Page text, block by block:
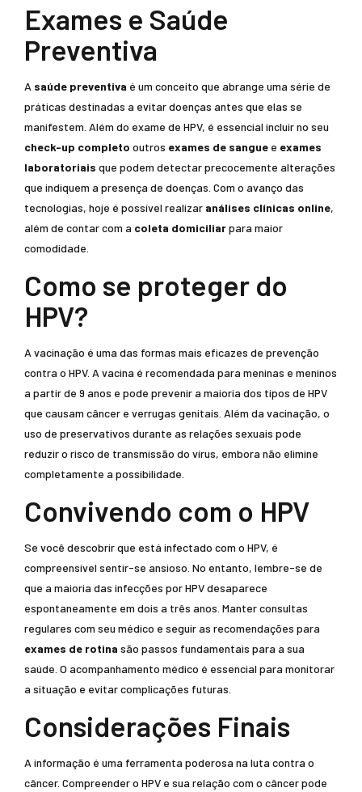
Exames e Saúde
Preventiva
A saúde preventiva é um conceito que abrange uma série de
práticas destinadas a evitar doenças antes que elas se
manifestem. Além do exame de HPV, é essencial incluir no seu
check-up completo outros exames de sangue e exames
laboratoriais que podem detectar precocemente alterações
que indiquem a presença de doenças. Com o avanço das
tecnologias, hoje é possível realizar análises clínicas online,
além de contar com a coleta domiciliarpara maior
comodidade.
Como se proteger do
HPV?
A vacinação é uma das formas mais eficazes de prevenção
contra o HPV. A vacina é recomendada para meninas e meninos
a partir de 9 anos e pode prevenir a maioria dos tipos de HPV
que causam câncer e verrugas genitais. Além da vacinação, o
uso de preservativos durante as relações sexuais pode
reduzir o risco de transmissão do vírus, embora não elimine
completamente a possibilidade.
Convivendo com o HPV
Se você descobrir que está infectado com o HPV, é
compreensível sentir-se ansioso. No entanto, lembre-se de
que a maioria das infecções por HPV desaparece
espontaneamente em dois a três anos. Manter consultas
regulares com seu médico e seguir as recomendações para
exames de rotina são passos fundamentais para a sua
saúde. O acompanhamento médico é essencial para monitorar
a situação e evitar complicações futuras.
Considerações Finais
A informação é uma ferramenta poderosa na luta contra o
câncer. Compreender o HPV e sua relação com o câncer pode